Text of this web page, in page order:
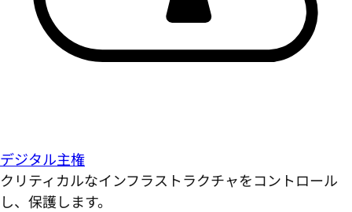
デジタル主権
クリティカルなインフラストラクチャをコントロール
し、保護します。